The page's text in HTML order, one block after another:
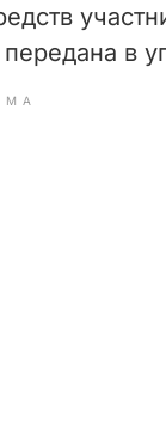
передана в